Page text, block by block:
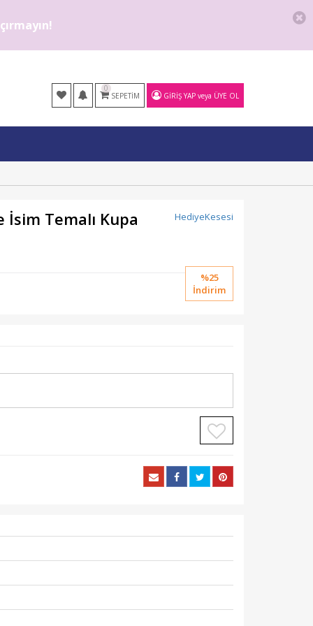
0
SEPETIM GIRIŞ YAP veya ÜYE OL
HediyeKesesi
Temalı Kupa
%25
İndirim